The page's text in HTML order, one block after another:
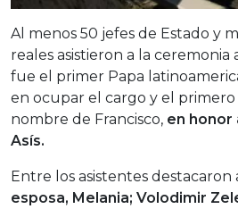
Al menos 50 jefes de Estado y
reales asistieron a la
fue el primer Papa
en ocupar el cargo y el primero
nombre de Francisco, en honor
Asís.
Entre los asistentes destacaron
esposa, Melania; Volodimir